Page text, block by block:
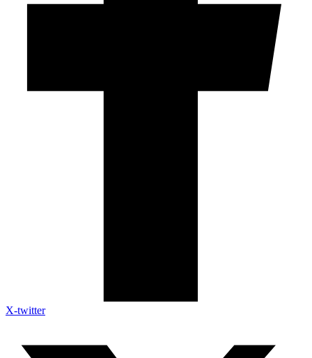
X-twitter